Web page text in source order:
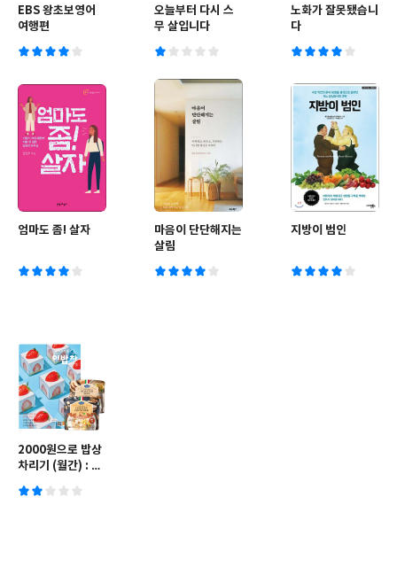
EBS 왕초보영어
여행편
오늘부터 다시 스
무 살입니다
노화가 잘못됐습니
다
엄마도 좀! 살자
마음이 단단해지는
살림
지방이 범인
2000원으로 밥상
차리기 (월간) : 1